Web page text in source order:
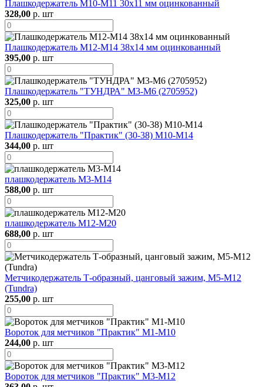
Плашкодержатель М10-М11 30х11 мм оцинкованный
328,00 р. шт
Плашкодержатель М12-М14 38х14 мм оцинкованный
395,00 р. шт
Плашкодержатель "ТУНДРА" М3-М6 (2705952)
325,00 р. шт
Плашкодержатель "Практик" (30-38) М10-М14
344,00 р. шт
плашкодержатель М3-М14
588,00 р. шт
плашкодержатель М12-М20
688,00 р. шт
Метчикодержатель Т-образный, цанговый зажим, М5-М12
(Tundra)
255,00 р. шт
Вороток для метчиков "Практик" М1-М10
244,00 р. шт
Вороток для метчиков "Практик" М3-М12